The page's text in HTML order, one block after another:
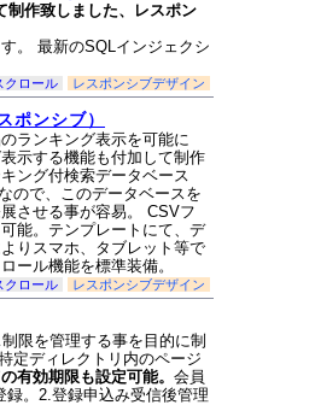
制作致しました、レスポン
。 最新のSQLインジェクシ
クロール レスポンシブデザイン
ポンシブ）
ランキング表示を可能に
示する機能も付加して制作
ング付検索データベース
ので、このデータベースを
させる事が容易。 CSVフ
能。テンプレートにて、デ
りスマホ、タブレット等で
ール機能を標準装備。
クロール レスポンシブデザイン
限を管理する事を目的に制
定ディレクトリ内のページ
有効期限も設定可能。 会員
。2.登録申込み受信後管理